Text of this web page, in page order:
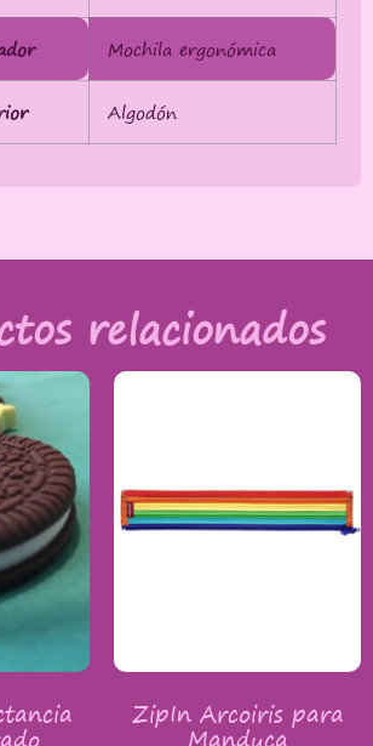
Mochila ergonómica
Algodón
relacionados
ZipIn Arcoiris para